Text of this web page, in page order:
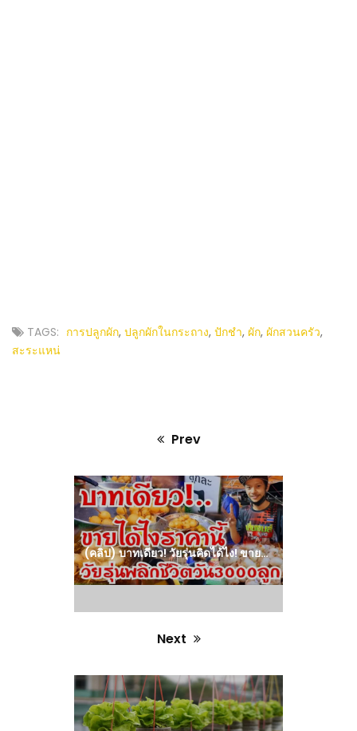
TAGS: การปลูกผัก, ปลูกผักในกระถาง, ปักชำ, ผัก, ผักสวนครัว,
สะระแหน่
Prev
Previous
post:
(คลิป) บาทเดียว! วัยรุ่นคิดได้ไง! ขายราคานี้ พลิกชีวิตสั่งทีเป็น 100 หนึ่งเดียวในไทย วันละ 3000 ลูก
Next
post: